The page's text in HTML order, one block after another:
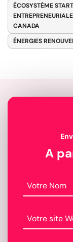
ÉCOSYSTÈME
CANADA
ÉNERGIES
A